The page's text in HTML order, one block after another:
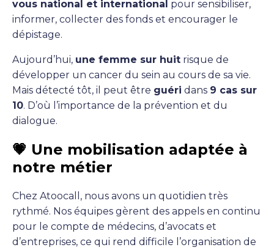
vous national et international pour sensibiliser,
informer, collecter des fonds et encourager le
dépistage.
Aujourd’hui, une femme sur huit risque de
développer un cancer du sein au cours de sa vie.
Mais détecté tôt, il peut être guéri dans 9 cas sur
10. D’où l’importance de la prévention et du
dialogue.
💗 Une mobilisation adaptée à
notre métier
Chez Atoocall, nous avons un quotidien très
rythmé. Nos équipes gèrent des appels en continu
pour le compte de médecins, d’avocats et
d’entreprises, ce qui rend difficile l’organisation de